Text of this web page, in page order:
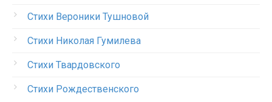
Стихи Вероники Тушновой
Стихи Николая Гумилева
Стихи Твардовского
Стихи Рождественского